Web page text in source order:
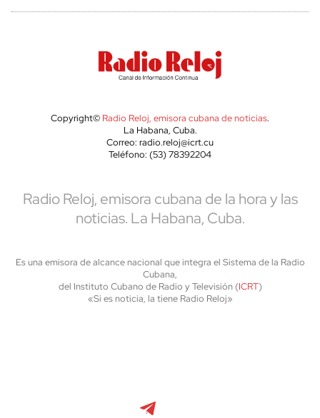
Copyright© Radio Reloj, emisora cubana de noticias.
La Habana, Cuba.
Correo: radio.reloj@icrt.cu
Teléfono: (53) 78392204
Radio Reloj, emisora cubana de la hora y las
noticias. La Habana, Cuba.
Es una emisora de alcance nacional que integra el Sistema de la Radio
Cubana,
del Instituto Cubano de Radio y Televisión (ICRT)
«Si es noticia, la tiene Radio Reloj»